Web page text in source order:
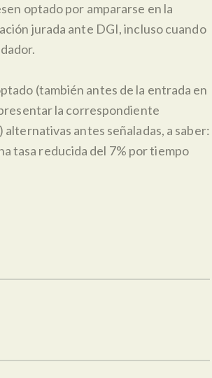
optado por ampararse en la
jurada ante DGI, incluso cuando
(también antes de la entrada en
la correspondiente
antes señaladas, a saber:
tasa reducida del 7% por tiempo